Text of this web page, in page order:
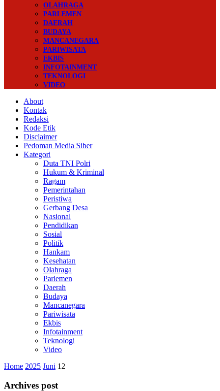
OLAHRAGA
PARLEMEN
DAERAH
BUDAYA
MANCANEGARA
PARIWISATA
EKBIS
INFOTAINMENT
TEKNOLOGI
VIDEO
About
Kontak
Redaksi
Kode Etik
Disclaimer
Pedoman Media Siber
Kategori
Duta TNI Polri
Hukum & Kriminal
Ragam
Pemerintahan
Peristiwa
Gerbang Desa
Nasional
Pendidikan
Sosial
Politik
Hankam
Kesehatan
Olahraga
Parlemen
Daerah
Budaya
Mancanegara
Pariwisata
Ekbis
Infotainment
Teknologi
Video
Home 2025 Juni 12
Archives post